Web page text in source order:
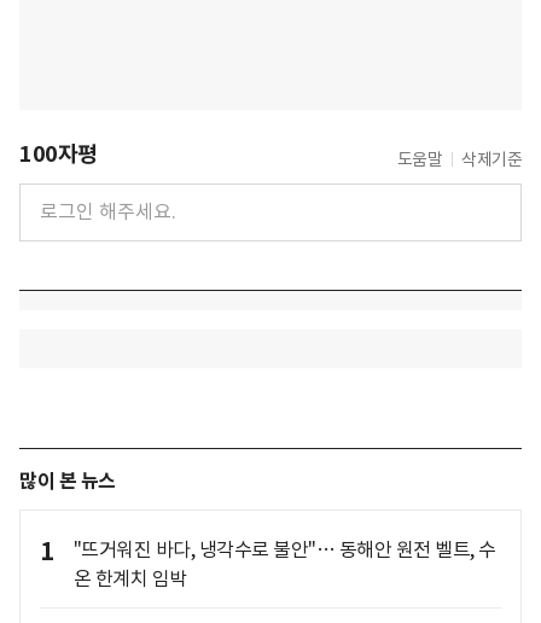
100자평 도움말 삭제기준
많이 본 뉴스
1
"뜨거워진 바다, 냉각수로 불안"… 동해안 원전 벨트, 수
온 한계치 임박